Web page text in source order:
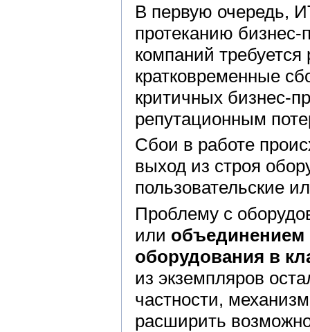
В первую очередь,
протеканию
компаний
кратковременные
критичных бизнес-
репутационным
Сбои в работе
выход из строя
пользовательские
Проблему с
или объединением
оборудования в
из экземпляров
частности,
расширить